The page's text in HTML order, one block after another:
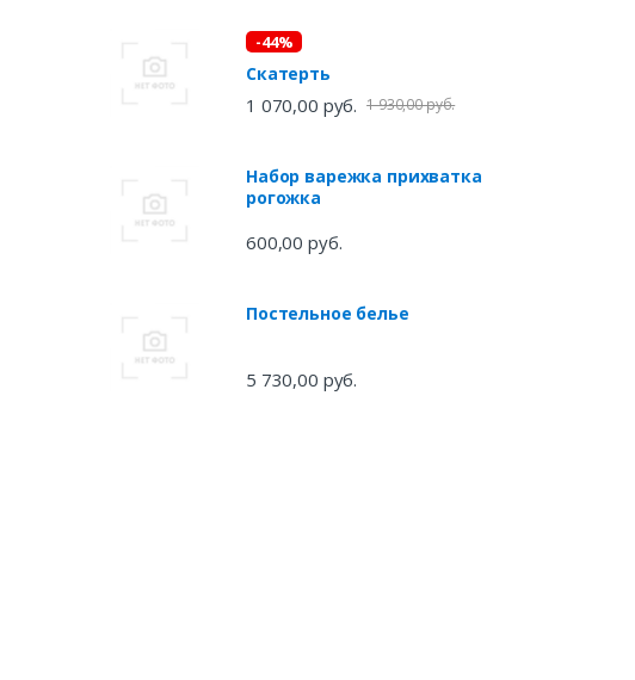
-44%
Скатерть
1 070,00 руб. 1 930,00 руб.
Набор варежка прихватка
рогожка
600,00 руб.
Постельное белье
5 730,00 руб.